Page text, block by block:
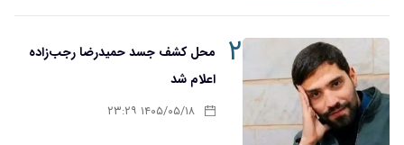
۲
محل کشف جسد حمیدرضا رجب‌زاده
اعلام شد
۱۴۰۵/۰۵/۱۸ ۲۳:۲۹